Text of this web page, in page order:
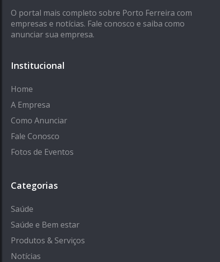
O portal mais completo sobre Porto Ferreira com
empresas e notícias. Fale conosco e saiba como
anunciar sua empresa.
Institucional
Home
A Empresa
Como Anunciar
Fale Conosco
Fotos de Eventos
Categorias
Saúde
Saúde e Bem estar
Produtos & Serviços
Notícias